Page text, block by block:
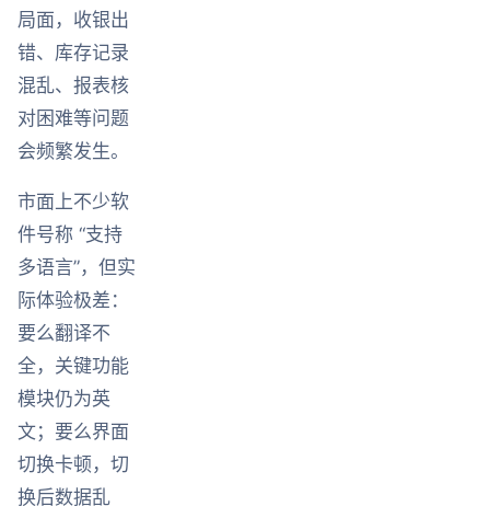
局面，收银出
错、库存记录
混乱、报表核
对困难等问题
会频繁发生。
市面上不少软
件号称 “支持
多语言”，但实
际体验极差：
要么翻译不
全，关键功能
模块仍为英
文；要么界面
切换卡顿，切
换后数据乱